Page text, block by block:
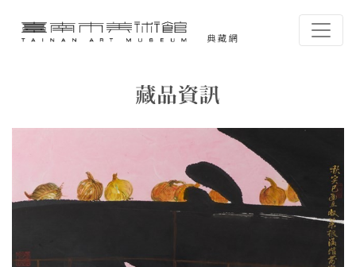
臺南市美術館-典藏網
網頁導覽